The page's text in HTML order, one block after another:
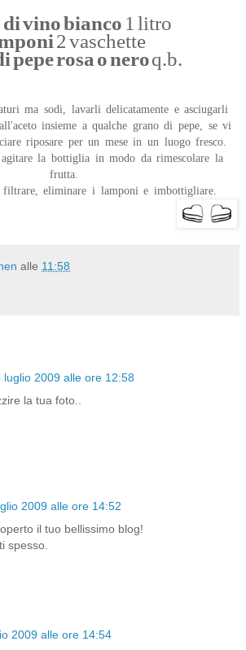
di vino bianco 1 litro
2 vaschette
pepe rosa o neroq.b.
ma sodi, lavarli delicatamente e asciugarli
insieme a qualche grano di pepe, se vi
riposare per un mese in un luogo fresco.
la bottiglia in modo da rimescolare la
frutta.
filtrare, eliminare i lamponi e imbottigliare.
alle 11:58
luglio 2009 alle ore 12:58
la tua foto..
2009 alle ore 14:52
il tuo bellissimo blog!
spesso.
2009 alle ore 14:54